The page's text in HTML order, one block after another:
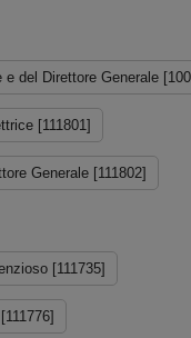
del Direttore Generale
[111801]
Generale [111802]
[111735]